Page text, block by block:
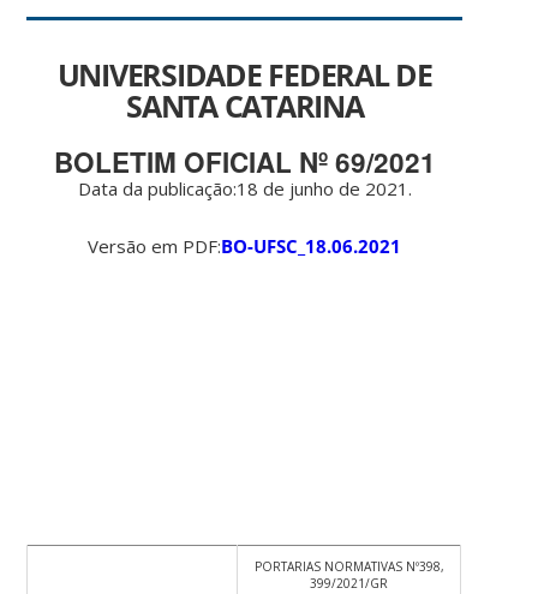
UNIVERSIDADE FEDERAL DE
SANTA CATARINA
BOLETIM OFICIAL Nº 69/2021
Data da publicação:18 de junho de 2021.
Versão em PDF:BO-UFSC_18.06.2021
PORTARIAS NORMATIVAS Nº398,
399/2021/GR